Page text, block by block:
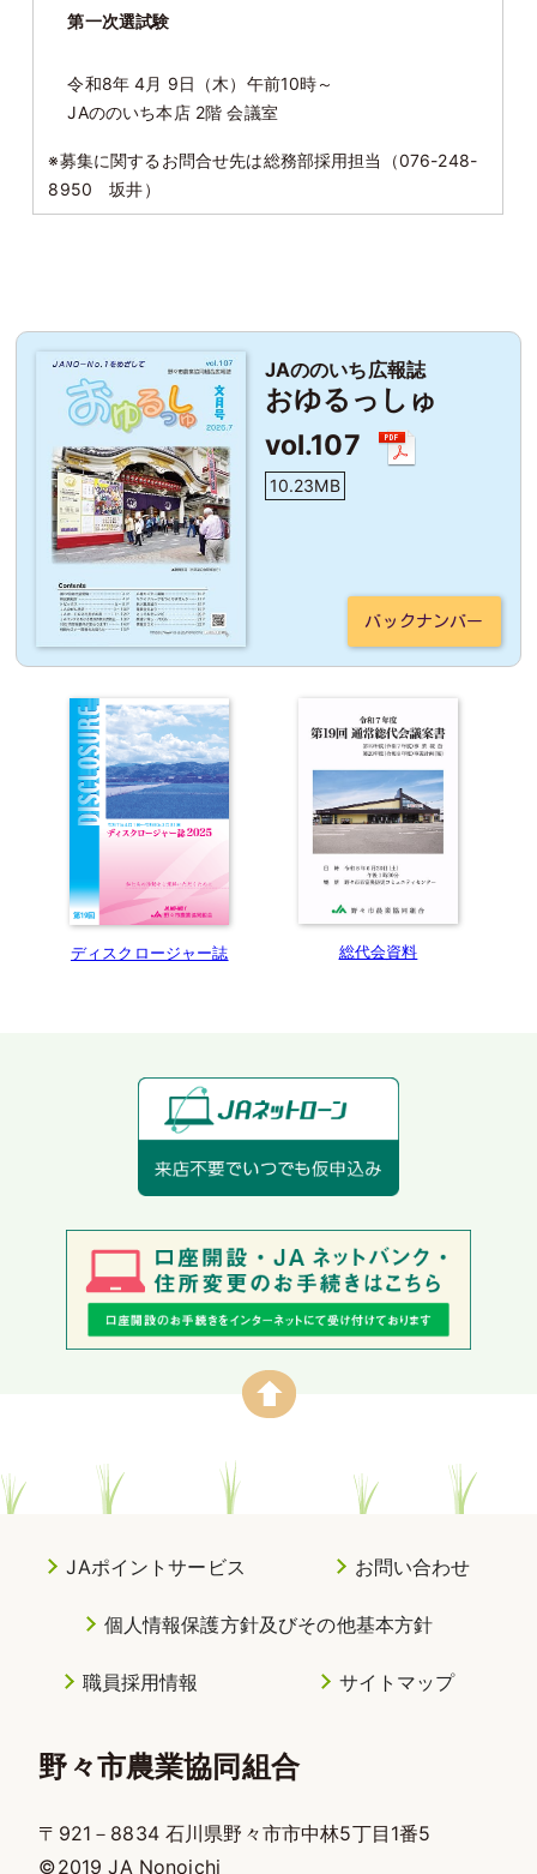
第一次選試験
令和8年 4月 9日（木）午前10時～
JAののいち本店 2階 会議室
※募集に関するお問合せ先は総務部採用担当（076-248-
8950 坂井）
JAののいち広報誌
おゆるっしゅ
vol.107
10.23MB
バックナンバー
ディスクロージャー誌 総代会資料
JAポイントサービス お問い合わせ
個人情報保護方針及びその他基本方針
職員採用情報 サイトマップ
野々市農業協同組合
〒921－8834 石川県野々市市中林5丁目1番5
©2019 JA Nonoichi